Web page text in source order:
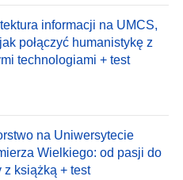
informacji na UMCS,
połączyć humanistykę z
technologiami + test
na Uniwersytecie
Wielkiego: od pasji do
z książką + test